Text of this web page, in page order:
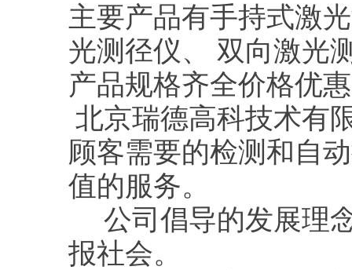
主要产品有手持式激
光测径仪、 双向激光
产品规格齐全价格优
北京瑞德高科技术有
顾客需要的检测和自
值的服务。
公司倡导的发展理
报社会。